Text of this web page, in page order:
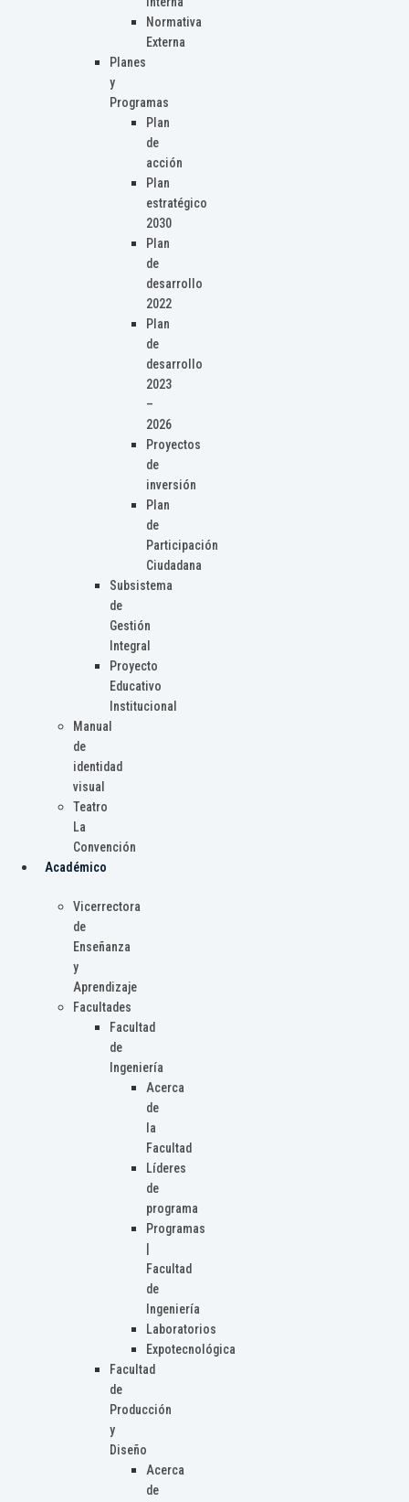
Normativa
Externa
Planes
y
Programas
Plan
de
acción
Plan
estratégico
2030
Plan
de
desarrollo
2022
Plan
de
desarrollo
2023
–
2026
Proyectos
de
inversión
Plan
de
Participación
Ciudadana
Subsistema
de
Gestión
Integral
Proyecto
Educativo
Institucional
Manual
de
identidad
visual
Teatro
La
Convención
Académico
Vicerrectora
de
Enseñanza
y
Aprendizaje
Facultades
Facultad
de
Ingeniería
Acerca
de
la
Facultad
Líderes
de
programa
Programas
Facultad
de
Ingeniería
Laboratorios
Expotecnológica
Facultad
de
Producción
y
Diseño
Acerca
de